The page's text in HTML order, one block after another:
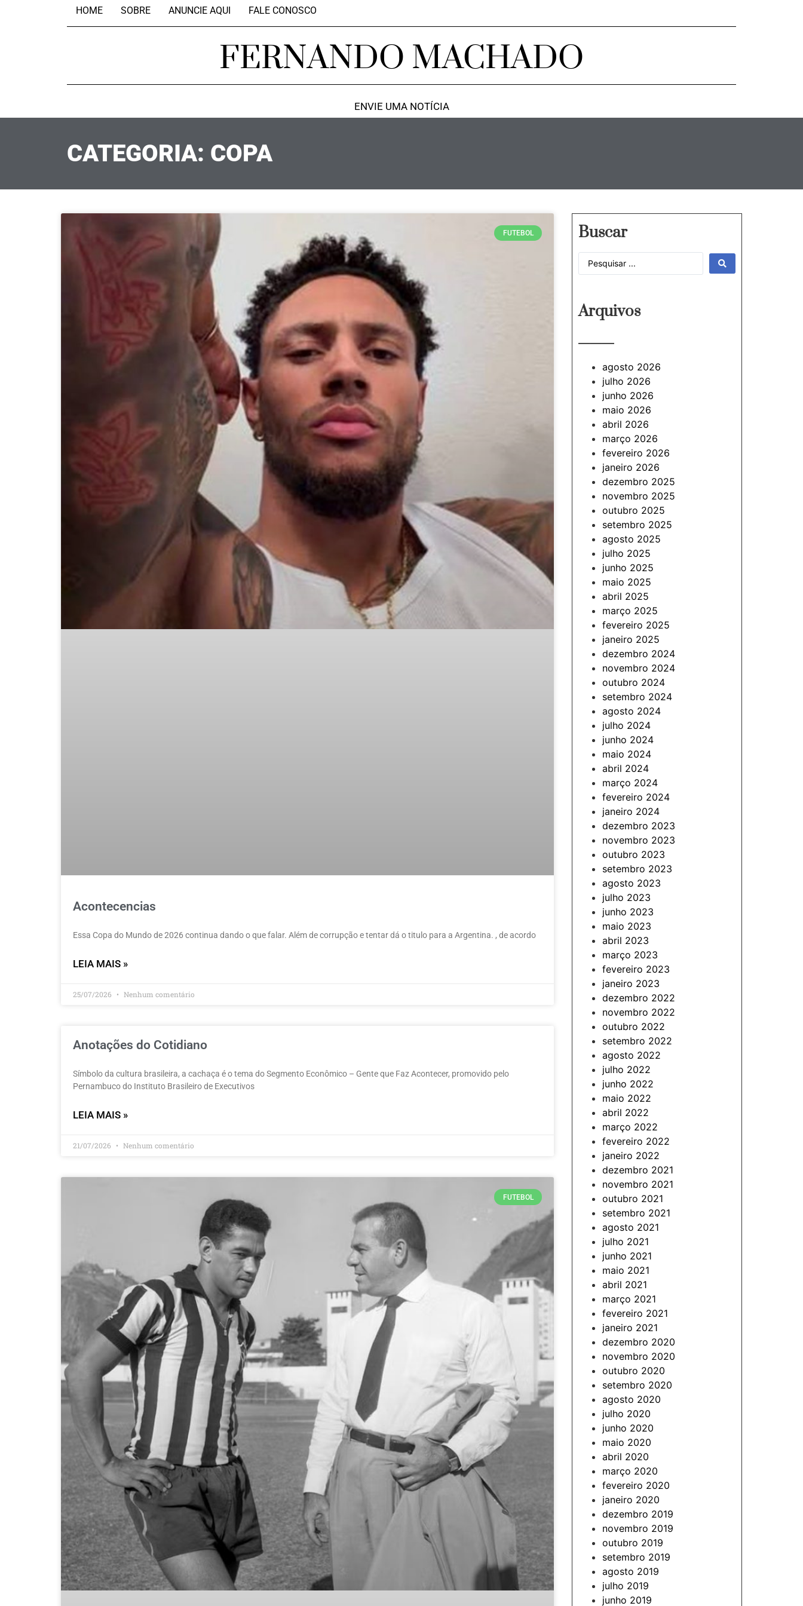
HOME SOBRE ANUNCIE AQUI FALE CONOSCO
FERNANDO MACHADO
ENVIE UMA NOTÍCIA
CATEGORIA: COPA
FUTEBOL
Acontecencias
Essa Copa do Mundo de 2026 continua dando o que falar. Além de corrupção e tentar dá o titulo para a Argentina. , de acordo
LEIA MAIS »
25/07/2026 Nenhum comentário
Anotações do Cotidiano
Símbolo da cultura brasileira, a cachaça é o tema do Segmento Econômico – Gente que Faz Acontecer, promovido pelo
Pernambuco do Instituto Brasileiro de Executivos
LEIA MAIS »
21/07/2026 Nenhum comentário
FUTEBOL
Buscar
Arquivos
———
agosto 2026
julho 2026
junho 2026
maio 2026
abril 2026
março 2026
fevereiro 2026
janeiro 2026
dezembro 2025
novembro 2025
outubro 2025
setembro 2025
agosto 2025
julho 2025
junho 2025
maio 2025
abril 2025
março 2025
fevereiro 2025
janeiro 2025
dezembro 2024
novembro 2024
outubro 2024
setembro 2024
agosto 2024
julho 2024
junho 2024
maio 2024
abril 2024
março 2024
fevereiro 2024
janeiro 2024
dezembro 2023
novembro 2023
outubro 2023
setembro 2023
agosto 2023
julho 2023
junho 2023
maio 2023
abril 2023
março 2023
fevereiro 2023
janeiro 2023
dezembro 2022
novembro 2022
outubro 2022
setembro 2022
agosto 2022
julho 2022
junho 2022
maio 2022
abril 2022
março 2022
fevereiro 2022
janeiro 2022
dezembro 2021
novembro 2021
outubro 2021
setembro 2021
agosto 2021
julho 2021
junho 2021
maio 2021
abril 2021
março 2021
fevereiro 2021
janeiro 2021
dezembro 2020
novembro 2020
outubro 2020
setembro 2020
agosto 2020
julho 2020
junho 2020
maio 2020
abril 2020
março 2020
fevereiro 2020
janeiro 2020
dezembro 2019
novembro 2019
outubro 2019
setembro 2019
agosto 2019
julho 2019
junho 2019